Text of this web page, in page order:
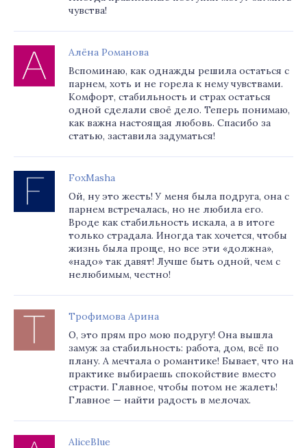
чувства!
Алёна Романова
Вспоминаю, как однажды решила остаться с
парнем, хоть и не горела к нему чувствами.
Комфорт, стабильность и страх остаться
одной сделали своё дело. Теперь понимаю,
как важна настоящая любовь. Спасибо за
статью, заставила задуматься!
FoxMasha
Ой, ну это жесть! У меня была подруга, она с
парнем встречалась, но не любила его.
Вроде как стабильность искала, а в итоге
только страдала. Иногда так хочется, чтобы
жизнь была проще, но все эти «должна»,
«надо» так давят! Лучше быть одной, чем с
нелюбимым, честно!
Трофимова Арина
О, это прям про мою подругу! Она вышла
замуж за стабильность: работа, дом, всё по
плану. А мечтала о романтике! Бывает, что на
практике выбираешь спокойствие вместо
страсти. Главное, чтобы потом не жалеть!
Главное — найти радость в мелочах.
AliceBlue